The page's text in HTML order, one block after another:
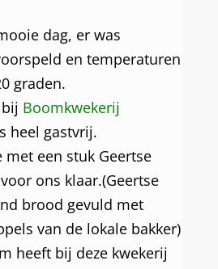
dag, er was
en temperaturen
graden.
Boomkwekerij
heel gastvrij.
met een stuk Geertse
ons klaar.(Geertse
brood gevuld met
van de lokale bakker)
heeft bij deze kwekerij